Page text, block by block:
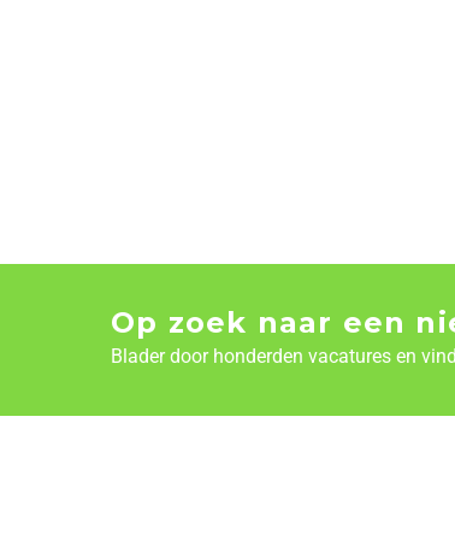
Op zoek naar een
Blader door honderden vacatures en